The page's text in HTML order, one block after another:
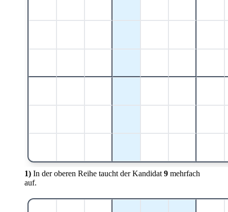
1) In der oberen Reihe taucht der Kandidat 9 mehrfach
auf.